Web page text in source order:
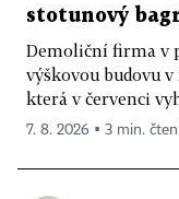
stotunový
Demoliční firma v
výškovou budovu
která v červenci
7. 8. 2026 ▪ 3 min.